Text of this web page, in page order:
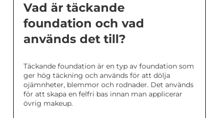
Vad är täckande
foundation och vad
används det till?
Täckande foundation är en typ av foundation som
ger hög täckning och används för att dölja
ojämnheter, blemmor och rodnader. Det används
för att skapa en felfri bas innan man applicerar
övrig makeup.